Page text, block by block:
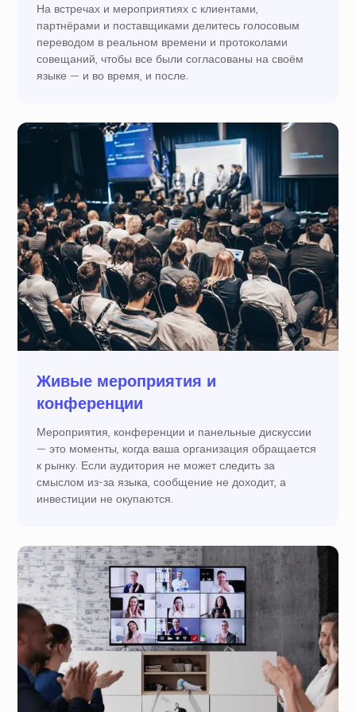
На встречах и мероприятиях с клиентами,
партнёрами и поставщиками делитесь голосовым
переводом в реальном времени и протоколами
совещаний, чтобы все были согласованы на своём
языке — и во время, и после.
Живые мероприятия и
конференции
Мероприятия, конференции и панельные дискуссии
— это моменты, когда ваша организация обращается
к рынку. Если аудитория не может следить за
смыслом из-за языка, сообщение не доходит, а
инвестиции не окупаются.